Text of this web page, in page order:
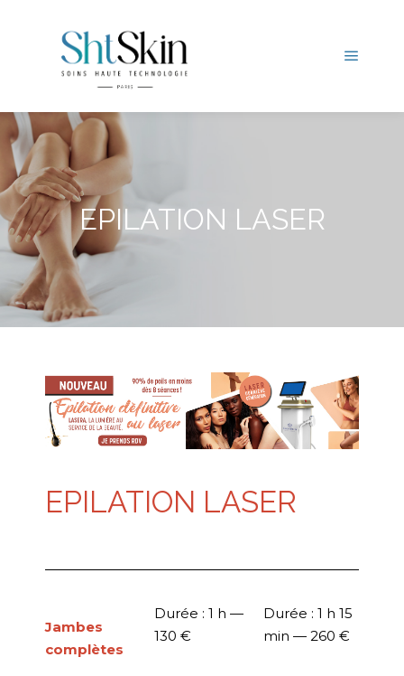
EPILATION LASER
EPILATION LASER
Jambes
complètes
Durée : 1 h —
130 €
Durée : 1 h 15
min — 260 €